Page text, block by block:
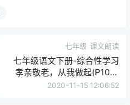
七年级 课文朗读
七年级语文下册-综合性学习
孝亲敬老，从我做起(P100-
P104)
2020-11-15 12:06:52